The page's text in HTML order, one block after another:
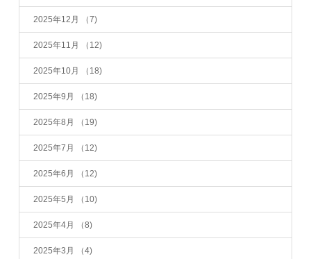
2025年12月 （7)
2025年11月 （12)
2025年10月 （18)
2025年9月 （18)
2025年8月 （19)
2025年7月 （12)
2025年6月 （12)
2025年5月 （10)
2025年4月 （8)
2025年3月 （4)